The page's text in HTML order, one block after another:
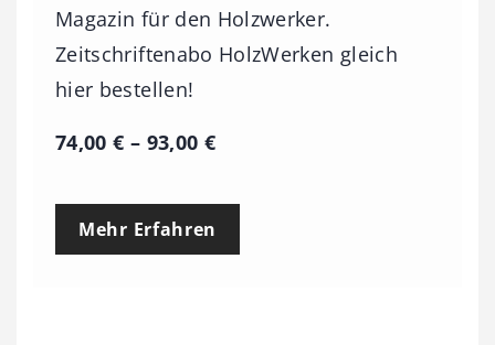
Magazin für den Holzwerker.
Zeitschriftenabo HolzWerken gleich
hier bestellen!
74,00€ – 93,00 €P
e
Mehr Erfahren